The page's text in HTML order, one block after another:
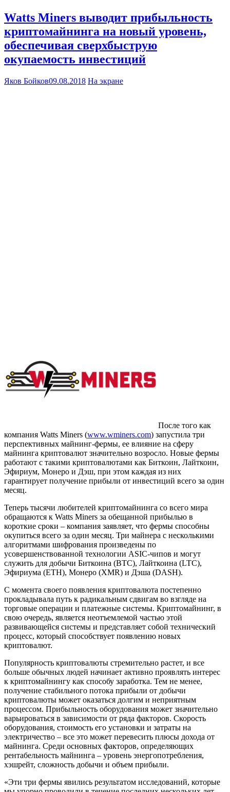
Watts Miners выводит прибыльность
криптомайнинга на новый уровень,
обеспечивая сверхбыструю
окупаемость инвестиций
Яков Бойков09.08.2018 На экране
После того как
компания Watts Miners (www.wminers.com) запустила три
перспективных майнинг-фермы, ее влияние на сферу
майнинга криптовалют значительно возросло. Новые фермы
работают с такими криптовалютами как Биткоин, Лайткоин,
Эфириум, Монеро и Дэш, при этом каждая из них
гарантирует получение прибыли от инвестиций всего за один
месяц.
Теперь тысячи любителей криптомайнинга со всего мира
обращаются к Watts Miners за обещанной прибылью в
короткие сроки – компания заявляет, что фермы способны
окупиться всего за один месяц. Три майнера с несколькими
алгоритмами шифрования произведены по
усовершенствованной технологии ASIC-чипов и могут
служить для добычи Биткоина (BTC), Лайткоина (LTC),
Эфириума (ETH), Монеро (XMR) и Дэша (DASH).
С момента своего появления криптовалюта постепенно
прокладывала путь к радикальным сдвигам во взгляде на
торговые операции и платежные системы. Криптомайнинг, в
свою очередь, является неотъемлемой частью этой
развивающейся системы и представляет собой технический
процесс, который способствует появлению новых
криптовалют.
Популярность криптовалюты стремительно растет, и все
больше обычных людей начинает активно проявлять интерес
к криптомайнингу как способу заработка. Тем не менее,
получение стабильного потока прибыли от добычи
криптовалюты может оказаться долгим и неприятным
процессом. Прибыльность оборудования может значительно
варьироваться в зависимости от ряда факторов. Скорость
оборудования, стоимость его установки и затраты на
электричество – все это может перевесить плюсы дохода от
майнинга. Среди основных факторов, определяющих
рентабельность майнинга – уровень энергопотребления,
хэшрейт, сложность добычи и объем прибыли.
«Эти три фермы явились результатом исследований, которые